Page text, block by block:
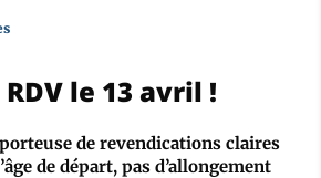
le 13 avril !
de revendications claires
de départ, pas d’allongement